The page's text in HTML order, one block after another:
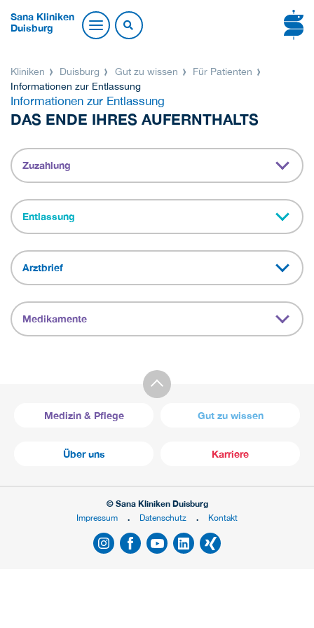
Sana Kliniken
Duisburg
Kliniken Duisburg Gut zu wissen
Für Patienten
Informationen zur Entlassung
Informationen zur Entlassung
DAS ENDE IHRES AUFERNTHALTS
Zuzahlung
Entlassung
Arztbrief
Medikamente
Medizin & Pflege Gut zu wissen
Über uns Karriere
© Sana Kliniken Duisburg
Impressum
Datenschutz Kontakt